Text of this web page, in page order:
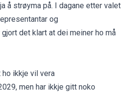
å strøyma på. I dagane etter valet
og
det klart at dei meiner ho må
ikkje vil vera
men har ikkje gitt noko